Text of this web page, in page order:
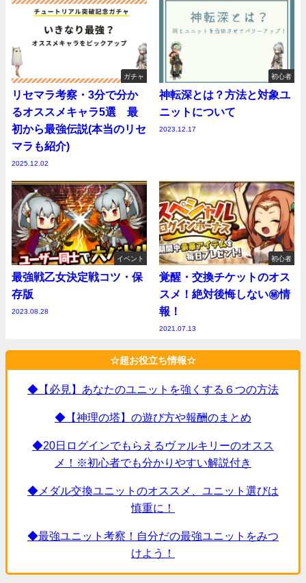
ガチャ
リセマラ考察・3分で分か
るオススメキャラ5選 最
初から最強伝説(本当のリセ
マラも紹介)
2025.12.02
初心者
神転深とは？方法と対象ユ
ニットについて
2023.12.17
イベント
最強戦乙女決定戦コツ・保
存版
2023.08.28
初心者
覚醒・交換チケットのオス
スメ！絶対後悔しない㊙情
報！
2021.07.13
☆超お役立ち情報☆
◆【必見】あなたのユニットを強くする６つの方法
◆【神理の塔】の遊び方や報酬のまとめ
◆20日ログインでもらえるヴァルキリーのオスス
メ！※初心者でも分かりやすい解説付き
◆メダル交換ユニットのオススメ、ユニット選びは
慎重に！
◆最強ユニット考察！自分だの最強ユニットをみつ
けよう！